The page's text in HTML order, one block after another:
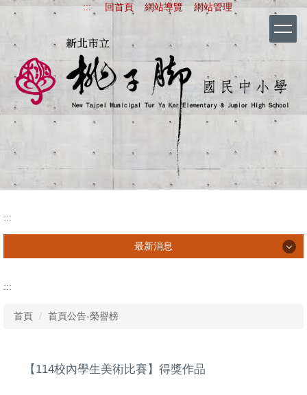
跳
主
容
::: 回首頁 網站導覽 網站管理
新北市立桃子腳
:::
最新消息
:::
首頁 首頁公告-榮譽榜
【114校內學生美術比賽】得獎作品